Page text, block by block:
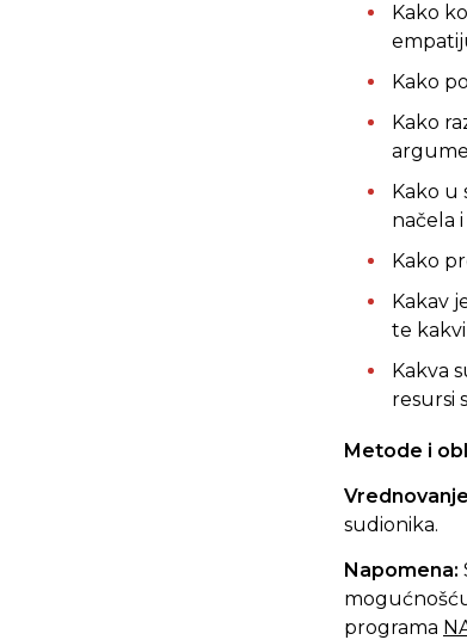
Kako
Kako
Kako
Kako u
načela
Kako
Kakav
te
Kakva
resursi
Metode i
sudionika.
Napomena:
programa